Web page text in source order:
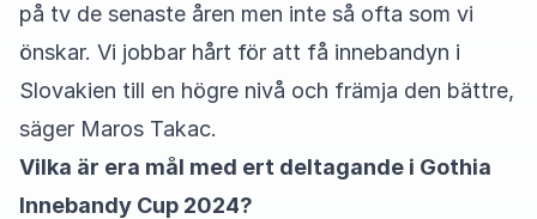
på tv de senaste åren men inte så ofta som vi
önskar. Vi jobbar hårt för att få innebandyn i
Slovakien till en högre nivå och främja den bättre,
säger Maros Takac.
Vilka är era mål med ert deltagande i Gothia
Innebandy Cup 2024?